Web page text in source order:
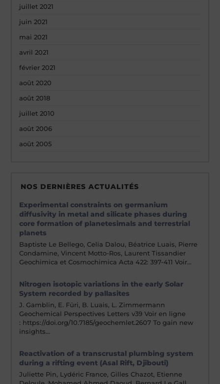
juillet 2021
juin 2021
mai 2021
avril 2021
février 2021
août 2020
août 2018
juillet 2010
août 2006
août 2005
NOS DERNIÈRES ACTUALITÉS
Experimental constraints on germanium
diffusivity in metal and silicate phases during
core formation of planetesimals and terrestrial
planets
Baptiste Le Bellego, Celia Dalou, Béatrice Luais, Pierre
Condamine, Vincent Motto-Ros, Laurent Tissandier
Geochimica et Cosmochimica Acta 422: 397-411 Voir…
Nitrogen isotopic variations in the early Solar
System recorded by pallasites
J. Gamblin, E. Füri, B. Luais, L. Zimmermann
Geochemical Perspectives Letters v39 Voir en ligne
: https://doi.org/10.7185/geochemlet.2607 To gain new
insights…
Reactivation of a transcrustal plumbing system
during a rifting event (Asal Rift, Djibouti)
Juliette Pin, Lydéric France, Gilles Chazot, Etienne